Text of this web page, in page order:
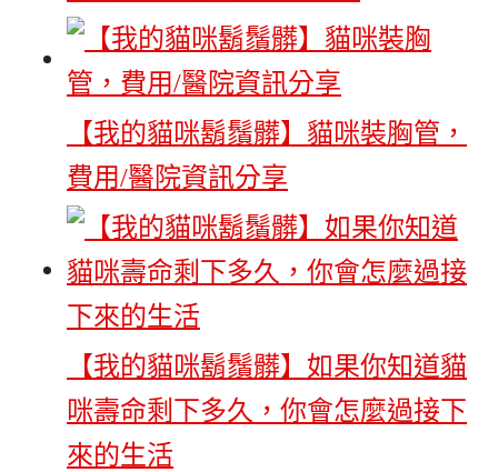
【我的貓咪鬍鬚髒】貓咪裝胸管，
費用/醫院資訊分享
【我的貓咪鬍鬚髒】如果你知道貓
咪壽命剩下多久，你會怎麼過接下
來的生活